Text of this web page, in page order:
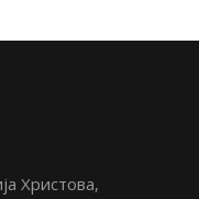
Христова,